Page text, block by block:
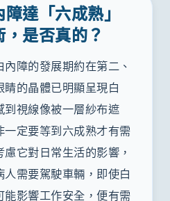
達「六成熟」
是否真的？
障的發展期約在第二、
的晶體已明顯呈現白
到視線像被一層紗布遮
一定要等到六成熟才有需
它對日常生活的影響，
需要駕駛車輛，即使白
能影響工作安全，便有需